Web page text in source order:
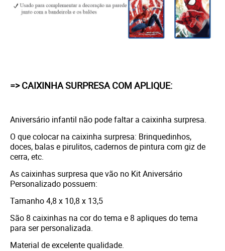
=> CAIXINHA SURPRESA COM APLIQUE:
Aniversário infantil não pode faltar a caixinha surpresa.
O que colocar na caixinha surpresa: Brinquedinhos,
doces, balas e pirulitos, cadernos de pintura com giz de
cerra, etc.
As caixinhas surpresa que vão no Kit Aniversário
Personalizado possuem:
Tamanho 4,8 x 10,8 x 13,5
São 8 caixinhas na cor do tema e 8 apliques do tema
para ser personalizada.
Material de excelente qualidade.